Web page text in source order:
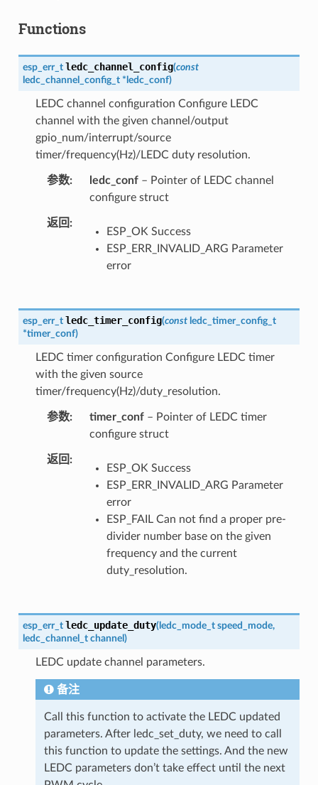
Functions
esp_err_t ledc_channel_config(const
ledc_channel_config_t * ledc_conf)
LEDC channel configuration Configure LEDC
channel with the given channel/output
gpio_num/interrupt/source
timer/frequency(Hz)/LEDC duty resolution.
参数 ledc_conf– Pointer of LEDC channel
configure struct
返回
ESP_OK Success
ESP_ERR_INVALID_ARG Parameter
error
esp_err_t ledc_timer_config(const ledc_timer_config_t
*timer_conf)
LEDC timer configuration Configure LEDC timer
with the given source
timer/frequency(Hz)/duty_resolution.
参数 timer_conf– Pointer of LEDC timer
configure struct
返回
ESP_OK Success
ESP_ERR_INVALID_ARG Parameter
error
ESP_FAIL Can not find a proper pre-
divider number base on the given
frequency and the current
duty_resolution.
esp_err_t ledc_update_duty(ledc_mode_t speed_mode,
ledc_channel_t channel )
LEDC update channel parameters.
备注
Call this function to activate the LEDC updated
parameters. After ledc_set_duty, we need to call
this function to update the settings. And the new
LEDC parameters don’t take effect until the next